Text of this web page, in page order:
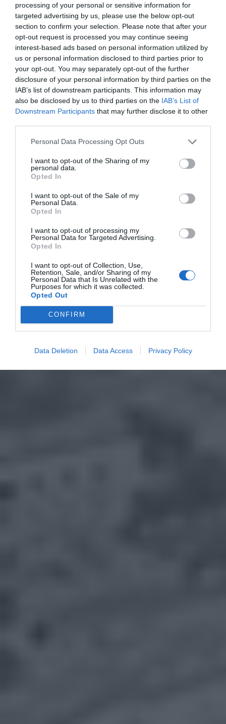
processing of your personal or sensitive information for
targeted advertising by us, please use the below opt-out
section to confirm your selection. Please note that after your
opt-out request is processed you may continue seeing
interest-based ads based on personal information utilized by
us or personal information disclosed to third parties prior to
your opt-out. You may separately opt-out of the further
disclosure of your personal information by third parties on the
IAB’s list of downstream participants. This information may
also be disclosed by us to third parties on the IAB’s List of
Downstream Participants that may further disclose it to other
Personal Data Processing Opt Outs
I want to opt-out of the Sharing of my
personal data.
Opted In
I want to opt-out of the Sale of my
Personal Data.
Opted In
I want to opt-out of processing my
Personal Data for Targeted Advertising.
Opted In
I want to opt-out of Collection, Use,
Retention, Sale, and/or Sharing of my
Personal Data that Is Unrelated with the
Purposes for which it was collected.
Opted Out
CONFIRM
Data Deletion Data Access Privacy Policy